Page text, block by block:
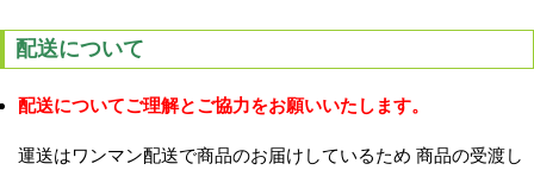
配送について
配送についてご理解とご協力をお願いいたします。
運送はワンマン配送で商品のお届けしているため 商品の受渡し